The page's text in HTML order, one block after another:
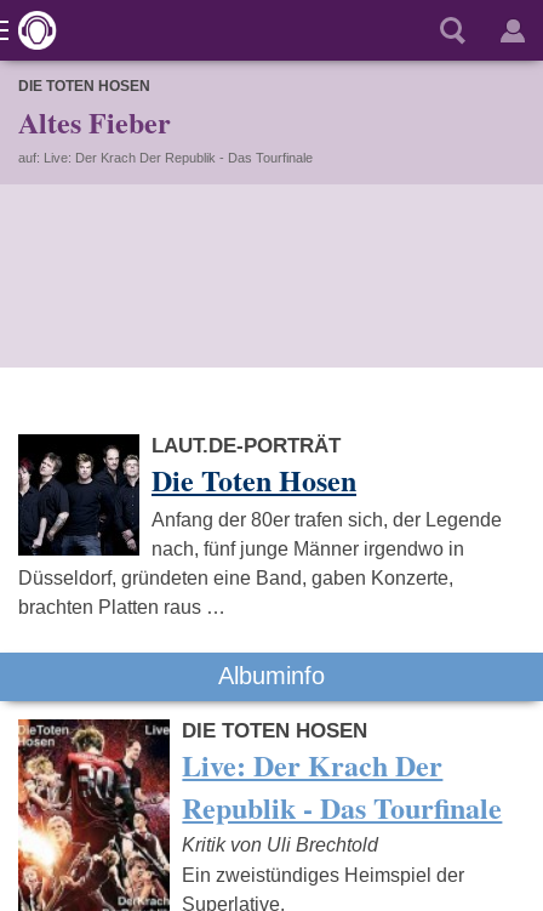
DIE TOTEN HOSEN
Altes Fieber
auf: Live: Der Krach Der Republik - Das Tourfinale
LAUT.DE-PORTRÄT
Die Toten Hosen
Anfang der 80er trafen sich, der Legende
nach, fünf junge Männer irgendwo in
Düsseldorf, gründeten eine Band, gaben Konzerte,
brachten Platten raus …
Albuminfo
DIE TOTEN HOSEN
Live: Der Krach Der
Republik - Das Tourfinale
Kritik von Uli Brechtold
Ein zweistündiges Heimspiel der
Superlative.